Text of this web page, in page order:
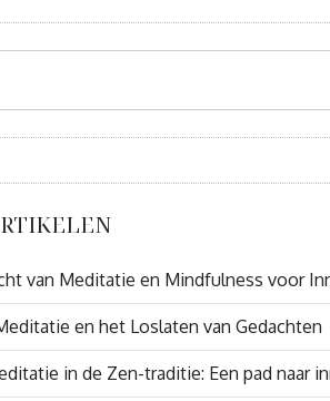
van Meditatie en Mindfulness voor
en het Loslaten van Gedachten
in de Zen-traditie: Een pad naar